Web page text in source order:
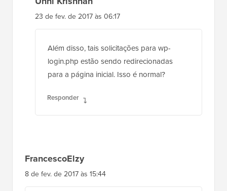
23 de fev. de 2017 às 06:17
Além disso, tais solicitações para wp-
login.php estão sendo redirecionadas
para a página inicial. Isso é normal?
Responder
FrancescoElzy
8 de fev. de 2017 às 15:44